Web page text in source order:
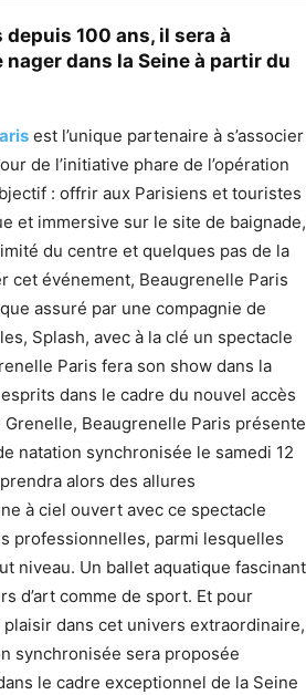
100 ans, il sera à
dans la Seine à partir du
est l’unique partenaire à s’associer
de l’initiative phare de l’opération
: offrir aux Parisiens et touristes
et immersive sur le site de baignade,
du centre et quelques pas de la
cet événement, Beaugrenelle Paris
assuré par une compagnie de
Splash, avec à la clé un spectacle
Paris fera son show dans la
dans le cadre du nouvel accès
Grenelle, Beaugrenelle Paris présente
natation synchronisée le samedi 12
alors des allures
à ciel ouvert avec ce spectacle
professionnelles, parmi lesquelles
niveau. Un ballet aquatique fascinant
d’art comme de sport. Et pour
dans cet univers extraordinaire,
synchronisée sera proposée
le cadre exceptionnel de la Seine